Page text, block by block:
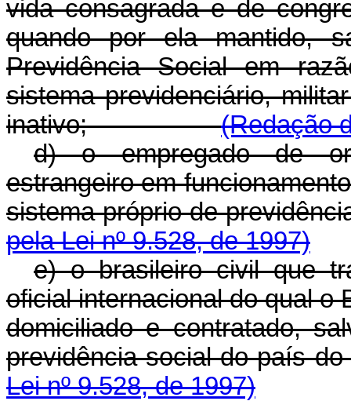
vida consagrada e de
quando por ela mantido,
Previdência Social em
sistema previdenciário,
inativo;(Redação
d) o empregado de
estrangeiro em
sistema próprio de
pela Lei nº 9.528, de 1997)
e) o brasileiro civil que
oficial internacional do qual o
domiciliado e contratado,
previdência social do
Lei nº 9.528, de 1997)